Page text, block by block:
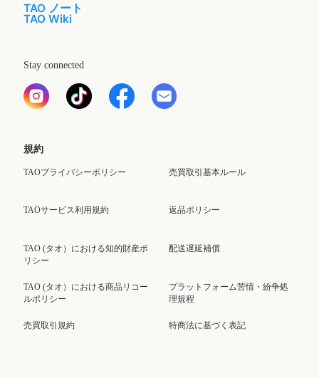
TAO ノート
TAO Wiki
Stay connected
規約
TAOプライバシーポリシー
TAOサービス利用規約
TAO (タオ）における知的財産ポ
リシー
TAO (タオ）における商品リコー
ルポリシー
売買取引規約
売買取引基本ルール
返品ポリシー
配送遅延補償
プラットフォーム苦情・紛争処
理規程
特商法に基づく表記